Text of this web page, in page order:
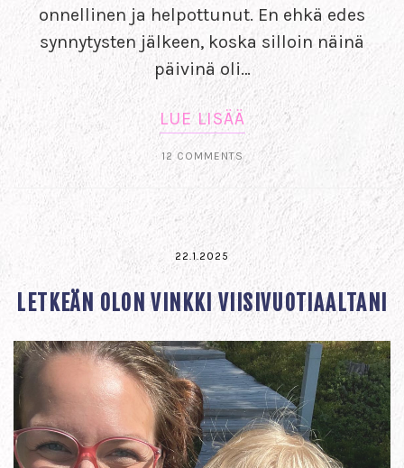
onnellinen ja helpottunut. En ehkä edes
synnytysten jälkeen, koska silloin näinä
päivinä oli…
LUE LISÄÄ
12 COMMENTS
22.1.2025
LETKEÄN OLON VINKKI VIISIVUOTIAALTANI